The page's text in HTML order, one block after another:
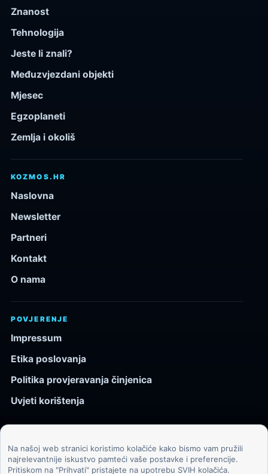
Znanost
Tehnologija
Jeste li znali?
Međuzvjezdani objekti
Mjesec
Egzoplaneti
Zemlja i okoliš
KOZMOS.HR
Naslovna
Newsletter
Partneri
Kontakt
O nama
POVJERENJE
Impressum
Etika poslovanja
Politika provjeravanja činjenica
Uvjeti korištenja
© 2026 Kozmos.hr. Sva prava pridržana.
Na našoj web stranici koristimo kolačiće kako bismo vam pružili
najrelevantnije iskustvo pamteći vaše postavke i preferencije.
Pritiskom na "Prihvati" pristajete na upotrebu SVIH kolačića.